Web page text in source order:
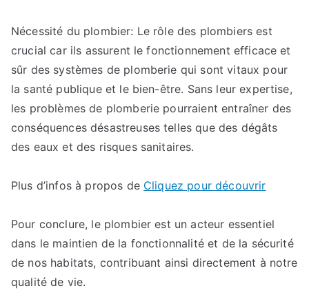
Nécessité du plombier: Le rôle des plombiers est
crucial car ils assurent le fonctionnement efficace et
sûr des systèmes de plomberie qui sont vitaux pour
la santé publique et le bien-être. Sans leur expertise,
les problèmes de plomberie pourraient entraîner des
conséquences désastreuses telles que des dégâts
des eaux et des risques sanitaires.
Plus d’infos à propos de Cliquez pour découvrir
Pour conclure, le plombier est un acteur essentiel
dans le maintien de la fonctionnalité et de la sécurité
de nos habitats, contribuant ainsi directement à notre
qualité de vie.